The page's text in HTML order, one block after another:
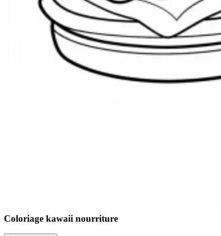
Coloriage kawaii nourriture